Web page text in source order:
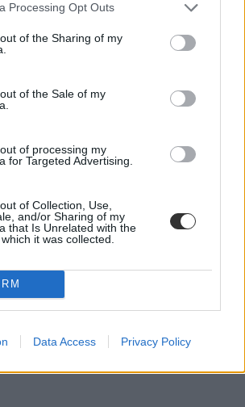
Processing Opt Outs
of the Sharing of my
of the Sale of my
of processing my
for Targeted Advertising.
of Collection, Use,
and/or Sharing of my
that Is Unrelated with the
it was collected.
Data Access Privacy Policy